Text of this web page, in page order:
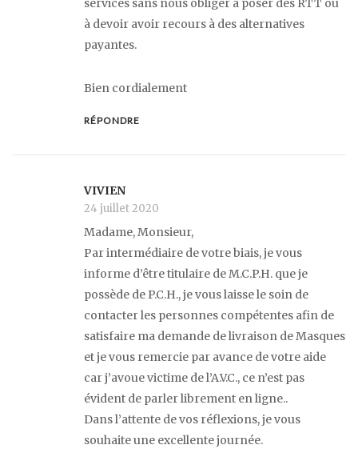
services sans nous obliger à poser des RTT ou
à devoir avoir recours à des alternatives
payantes.
Bien cordialement
RÉPONDRE
VIVIEN
24 juillet 2020
Madame, Monsieur,
Par intermédiaire de votre biais, je vous
informe d’être titulaire de M.C.P.H. que je
possède de P.C.H., je vous laisse le soin de
contacter les personnes compétentes afin de
satisfaire ma demande de livraison de Masques
et je vous remercie par avance de votre aide
car j’avoue victime de l’A.V.C., ce n’est pas
évident de parler librement en ligne..
Dans l’attente de vos réflexions, je vous
souhaite une excellente journée.